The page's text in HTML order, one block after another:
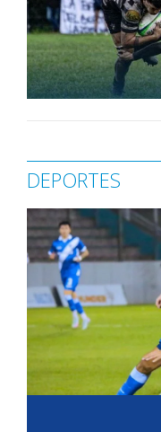
DEPORTES